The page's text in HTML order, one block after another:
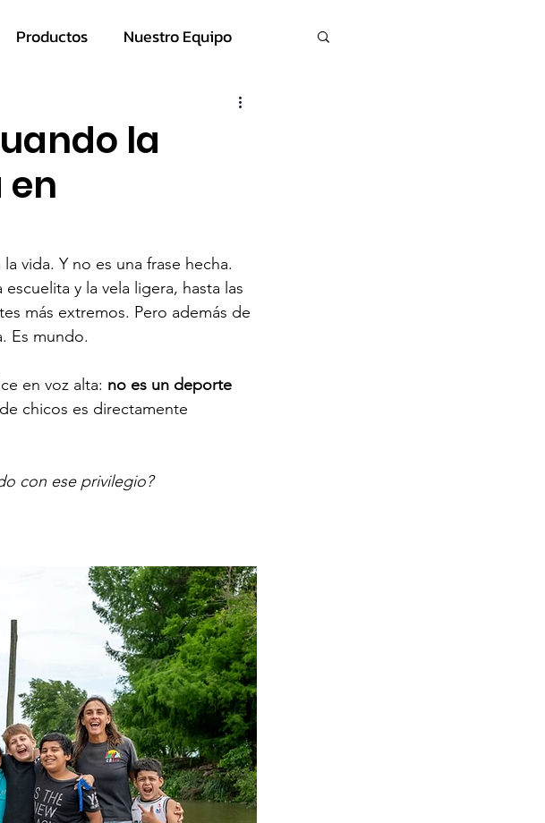
Productos Nuestro Equipo
la
vida. Y no es una frase hecha.
y la vela ligera, hasta las
más extremos. Pero además de
Es mundo.
en voz alta: no es un deporte
chicos es directamente
con ese privilegio?